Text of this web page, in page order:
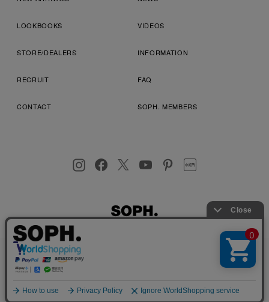
LOOKBOOKS VIDEOS
STORE/DEALERS INFORMATION
RECRUIT FAQ
CONTACT SOPH. MEMBERS
プライバシーポリシー
店舗受取サービス
お客様により良いサービスを提供するため、cookie(クッキー)を
使用することがございます。 詳しくは
プライバシーポリシーを
ご確認ください。
OK